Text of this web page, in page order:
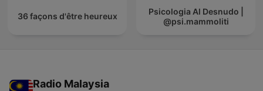
36 façons d'être heureux
Psicologia Al Desnudo |
@psi.mammoliti
Radio Malaysia